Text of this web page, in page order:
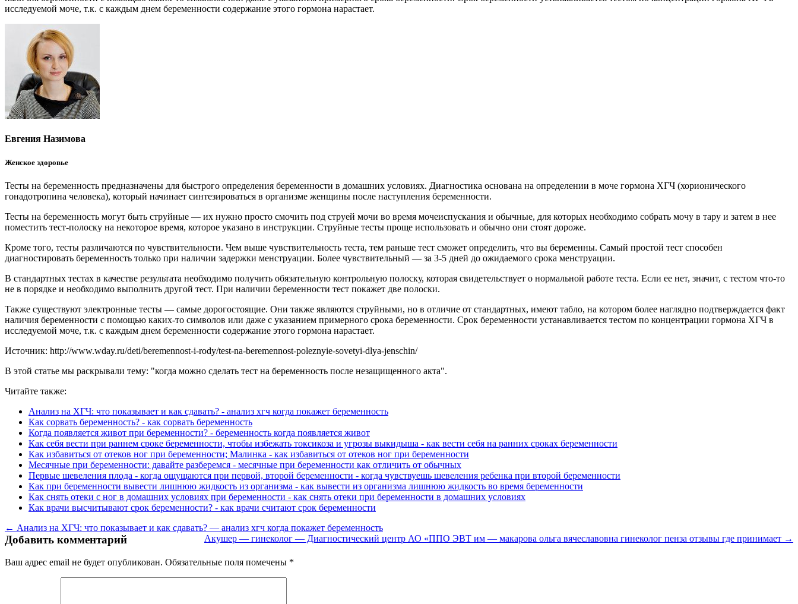
исследуемой моче, т.к. с каждым днем беременности содержание этого гормона нарастает.
Евгения Назимова
Женское здоровье
Тесты на беременность предназначены для быстрого определения беременности в домашних условиях. Диагностика основана на определении в моче гормона ХГЧ (хорионического
гонадотропина человека), который начинает синтезироваться в организме женщины после наступления беременности.
Тесты на беременность могут быть струйные — их нужно просто смочить под струей мочи во время мочеиспускания и обычные, для которых необходимо собрать мочу в тару и затем в нее
поместить тест-полоску на некоторое время, которое указано в инструкции. Струйные тесты проще использовать и обычно они стоят дороже.
Кроме того, тесты различаются по чувствительности. Чем выше чувствительность теста, тем раньше тест сможет определить, что вы беременны. Самый простой тест способен
диагностировать беременность только при наличии задержки менструации. Более чувствительный — за 3-5 дней до ожидаемого срока менструации.
В стандартных тестах в качестве результата необходимо получить обязательную контрольную полоску, которая свидетельствует о нормальной работе теста. Если ее нет, значит, с тестом что-то
не в порядке и необходимо выполнить другой тест. При наличии беременности тест покажет две полоски.
Также существуют электронные тесты — самые дорогостоящие. Они также являются струйными, но в отличие от стандартных, имеют табло, на котором более наглядно подтверждается факт
наличия беременности с помощью каких-то символов или даже с указанием примерного срока беременности. Срок беременности устанавливается тестом по концентрации гормона ХГЧ в
исследуемой моче, т.к. с каждым днем беременности содержание этого гормона нарастает.
Источник: http://www.wday.ru/deti/beremennost-i-rody/test-na-beremennost-poleznyie-sovetyi-dlya-jenschin/
В этой статье мы раскрывали тему: "когда можно сделать тест на беременность после незащищенного акта".
Читайте также:
Анализ на ХГЧ: что показывает и как сдавать? - анализ хгч когда покажет беременность
Как сорвать беременность? - как сорвать беременность
Когда появляется живот при беременности? - беременность когда появляется живот
Как себя вести при раннем сроке беременности, чтобы избежать токсикоза и угрозы выкидыша - как вести себя на ранних сроках беременности
Как избавиться от отеков ног при беременности; Малинка - как избавиться от отеков ног при беременности
Месячные при беременности: давайте разберемся - месячные при беременности как отличить от обычных
Первые шевеления плода - когда ощущаются при первой, второй беременности - когда чувствуешь шевеления ребенка при второй беременности
Как при беременности вывести лишнюю жидкость из организма - как вывести из организма лишнюю жидкость во время беременности
Как снять отеки с ног в домашних условиях при беременности - как снять отеки при беременности в домашних условиях
Как врачи высчитывают срок беременности? - как врачи считают срок беременности
← Анализ на ХГЧ: что показывает и как сдавать? — анализ хгч когда покажет беременность
Акушер — гинеколог — Диагностический центр АО «ППО ЭВТ им — макарова ольга вячеславовна гинеколог пенза отзывы где принимает →
Добавить комментарий
Ваш адрес email не будет опубликован. Обязательные поля помечены *